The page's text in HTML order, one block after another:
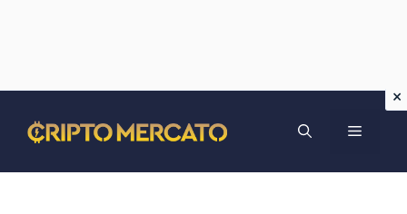
contenuto
MENU